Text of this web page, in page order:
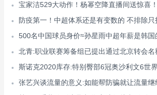
宝家洁529大动作！杨幂空降直播间送惊喜！
防疫第一！中超体系还是有变数的 不排除只
500名中国球员身价≈孙星雨中超年薪是韩国
北青:职业联赛筹备组已提出通过北京转会名
斯诺克2020库存:特别臀部6冠奥沙利文6世
张艺兴谈流量的意义:如能帮防骗就让流量继